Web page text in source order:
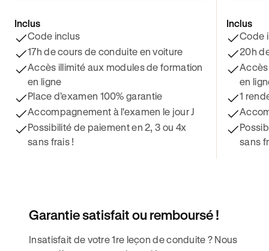
Inclus
Code inclus
17h de cours de conduite en voiture
Accès illimité aux modules de formation
en ligne
Place d’examen 100% garantie
Accompagnement à l'examen le jour J
Possibilité de paiement en 2, 3 ou 4x
sans frais !
Inclus
Code
20h
en
1
sans
Garantie satisfait ou remboursé !
Insatisfait de votre 1re leçon de conduite ? Nous